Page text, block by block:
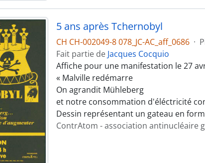
5 ans après Tchernobyl
CH CH-002049-8 078_JC-AC_aff_0686 ·
Fait partie de Jacques Cocquio
Affiche pour une manifestation le 27
« Malville redémarre
On agrandit Mühleberg
et notre consommation d'éléctricité
Dessin représentant un gateau en
ContrAtom - association antinucléaire